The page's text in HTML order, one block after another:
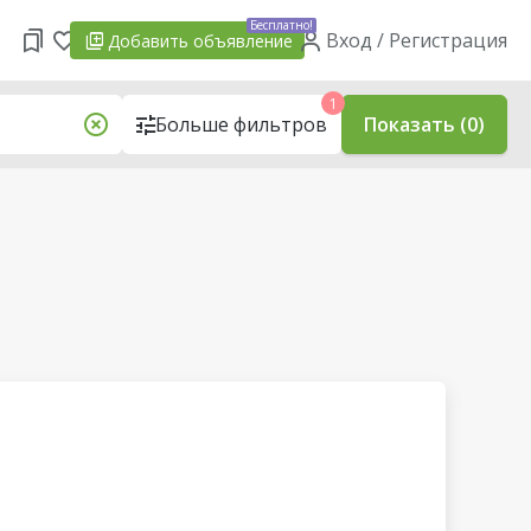
Добавить объявление
Бесплатно!
Вход / Регистрация
Больше фильтров
1
Показать (0)